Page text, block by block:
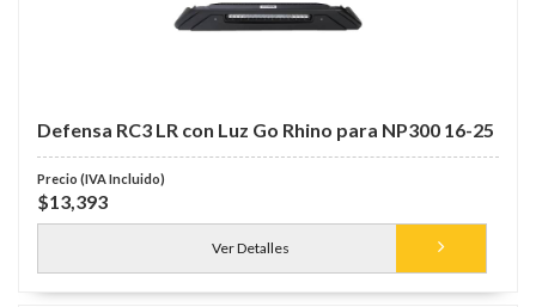
Defensa RC3 LR con Luz Go Rhino para NP300 16-25
$13,393
Ver Detalles